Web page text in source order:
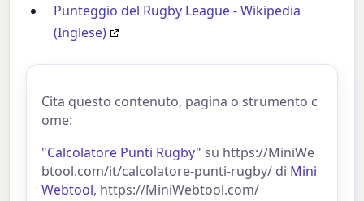
Punteggio del Rugby League - Wikipedia
(Inglese)
Cita questo contenuto, pagina o strumento c
ome:
"Calcolatore Punti Rugby" su https://MiniWe
btool.com/it/calcolatore-punti-rugby/ di Mini
Webtool, https://MiniWebtool.com/